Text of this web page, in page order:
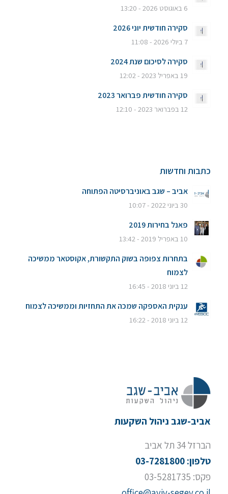
6 באוגוסט 2026 - 13:20
סקירה חודשית יוני 2026
7 ביולי 2026 - 11:08
סקירה לסיכום שנת 2024
19 באפריל 2023 - 12:02
סקירה חודשית פברואר 2023
12 בפברואר 2023 - 12:10
כתבות וחדשות
אביב – שגב באוניברסיטה הפתוחה
30 ביוני 2022 - 10:07
פאנל בחירות 2019
10 באפריל 2019 - 13:42
בתחרות צפופה בשוק התקשורת, אקוסטאר ממשיכה
לצמוח
12 ביוני 2018 - 16:45
ענקית האספקה שמכה את התחזיות וממשיכה לצמוח
12 ביוני 2018 - 16:22
אביב-שגב ניהול השקעות
הברזל 34 תל אביב
טלפון: 03-7281800
פקס: 03-5281735